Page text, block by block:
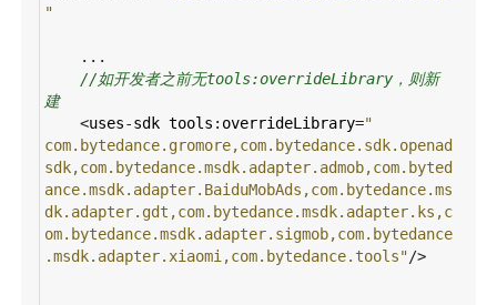
"
...
//如开发者之前无tools:overrideLibrary，则新
建
<uses-sdk tools : overrideLibrary="
com.bytedance.gromore,com.bytedance.sdk.openad
sdk,com.bytedance.msdk.adapter.admob,com.byted
ance.msdk.adapter.BaiduMobAds,com.bytedance.ms
dk.adapter.gdt,com.bytedance.msdk.adapter.ks,c
om.bytedance.msdk.adapter.sigmob,com.bytedance
.msdk.adapter.xiaomi,com.bytedance.tools"/>